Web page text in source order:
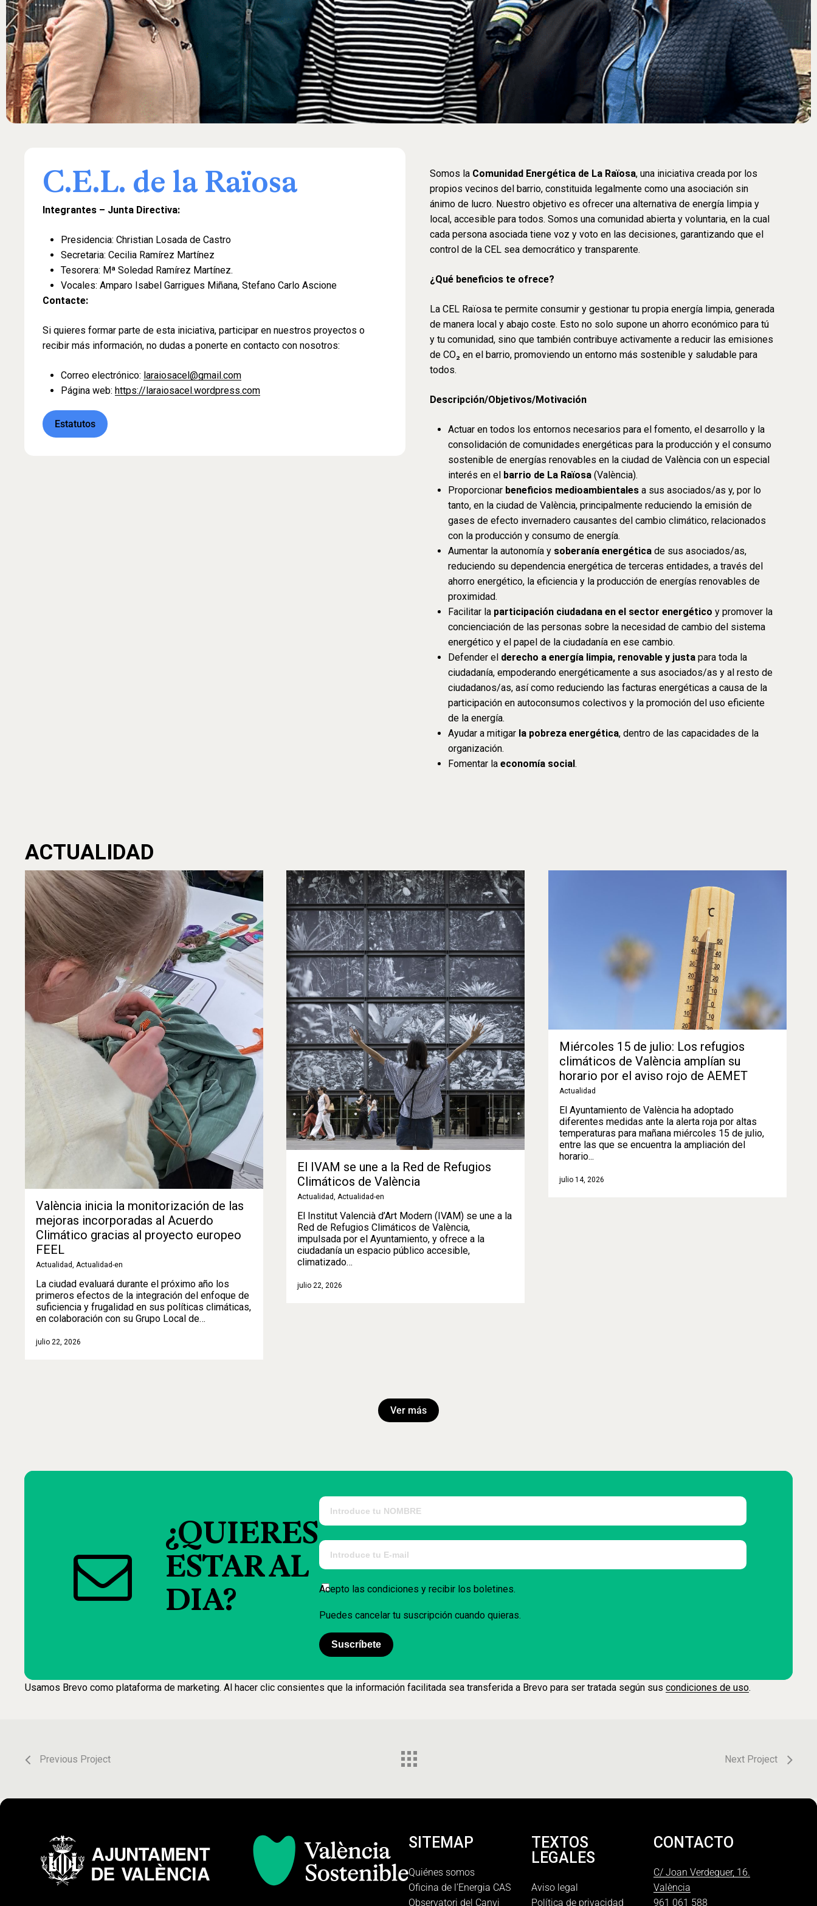
C.E.L. de la Raïosa
Integrantes – Junta Directiva:
Presidencia: Christian Losada de Castro
Secretaria: Cecilia Ramírez Martínez
Tesorera: Mª Soledad Ramírez Martínez.
Vocales: Amparo Isabel Garrigues Miñana, Stefano Carlo Ascione
Contacte:
Si quieres formar parte de esta iniciativa, participar en nuestros proyectos o
recibir más información, no dudas a ponerte en contacto con nosotros:
Correo electrónico: laraiosacel@gmail.com
Página web: https://laraiosacel.wordpress.com
Estatutos
Somos la Comunidad Energética de La Raïosa, una iniciativa creada por los
propios vecinos del barrio, constituida legalmente como una asociación sin
ánimo de lucro. Nuestro objetivo es ofrecer una alternativa de energía limpia y
local, accesible para todos. Somos una comunidad abierta y voluntaria, en la cual
cada persona asociada tiene voz y voto en las decisiones, garantizando que el
control de la CEL sea democrático y transparente.
¿Qué beneficios te ofrece?
La CEL Raïosa te permite consumir y gestionar tu propia energía limpia, generada
de manera local y abajo coste. Esto no solo supone un ahorro económico para tú
y tu comunidad, sino que también contribuye activamente a reducir las emisiones
de CO₂ en el barrio, promoviendo un entorno más sostenible y saludable para
todos.
Descripción/Objetivos/Motivación
Actuar en todos los entornos necesarios para el fomento, el desarrollo y la
consolidación de comunidades energéticas para la producción y el consumo
sostenible de energías renovables en la ciudad de València con un especial
interés en el barrio de La Raïosa (València).
Proporcionar beneficios medioambientales a sus asociados/as y, por lo
tanto, en la ciudad de València, principalmente reduciendo la emisión de
gases de efecto invernadero causantes del cambio climático, relacionados
con la producción y consumo de energía.
Aumentar la autonomía y soberanía energética de sus asociados/as,
reduciendo su dependencia energética de terceras entidades, a través del
ahorro energético, la eficiencia y la producción de energías renovables de
proximidad.
Facilitar la participación ciudadana en el sector energético y promover la
concienciación de las personas sobre la necesidad de cambio del sistema
energético y el papel de la ciudadanía en ese cambio.
Defender el derecho a energía limpia, renovable y justa para toda la
ciudadanía, empoderando energéticamente a sus asociados/as y al resto de
ciudadanos/as, así como reduciendo las facturas energéticas a causa de la
participación en autoconsumos colectivos y la promoción del uso eficiente
de la energía.
Ayudar a mitigar la pobreza energética, dentro de las capacidades de la
organización.
Fomentar la economía social.
ACTUALIDAD
València inicia la monitorización de las
mejoras incorporadas al Acuerdo
Climático gracias al proyecto europeo
FEEL
Actualidad Actualidad-en
La ciudad evaluará durante el próximo año los
primeros efectos de la integración del enfoque de
suficiencia y frugalidad en sus políticas climáticas,
en colaboración con su Grupo Local de…
julio 22, 2026
El IVAM se une a la Red de Refugios
Climáticos de València
Actualidad, Actualidad-en
El Institut Valencià d’Art Modern (IVAM) se une a la
Red de Refugios Climáticos de València,
impulsada por el Ayuntamiento, y ofrece a la
ciudadanía un espacio público accesible,
climatizado…
julio 22, 2026
Miércoles 15 de julio: Los refugios
climáticos de València amplían su
horario por el aviso rojo de AEMET
Actualidad
El Ayuntamiento de València ha adoptado
diferentes medidas ante la alerta roja por altas
temperaturas para mañana miércoles 15 de julio,
entre las que se encuentra la ampliación del
horario...
julio 14, 2026
Ver más
¿QUIERES
ESTARAL
DIA?
Acepto las condiciones y recibir los boletines.
Puedes cancelar tu suscripción cuando quieras.
Suscríbete
Usamos Brevo como plataforma de marketing. Al hacer clic consientes que la información facilitada sea transferida a Brevo para ser tratada según sus condiciones de uso.
Previous Project Next Project
SITEMAP
Quiénes somos
Oficina de l’Energia CAS
Observatori del Canvi
TEXTOS
LEGALES
Aviso legal
Política de privacidad
CONTACTO
C/ Joan Verdeguer, 16.
València
961 061 588